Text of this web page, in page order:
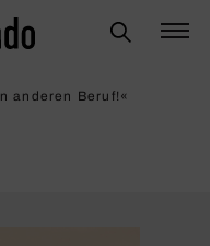
anderen Beruf!«